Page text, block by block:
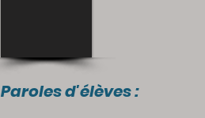
Paroles d'élèves :